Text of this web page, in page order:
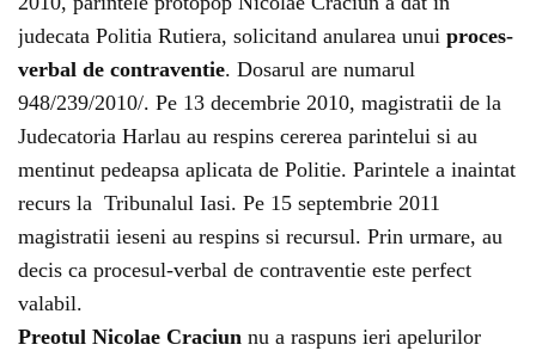
judecata Politia Rutiera, solicitand anularea unui proces-
verbal de contraventie. Dosarul are numarul
948/239/2010/. Pe 13 decembrie 2010, magistratii de la
Judecatoria Harlau au respins cererea parintelui si au
mentinut pedeapsa aplicata de Politie. Parintele a inaintat
recurs la Tribunalul Iasi. Pe 15 septembrie 2011
magistratii ieseni au respins si recursul. Prin urmare, au
decis ca procesul-verbal de contraventie este perfect
valabil.
Preotul Nicolae Craciun nu a raspuns ieri apelurilor